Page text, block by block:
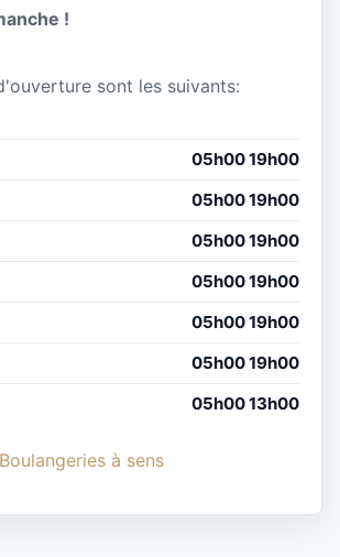
!
sont les suivants:
05h00 19h00
05h00 19h00
05h00 19h00
05h00 19h00
05h00 19h00
05h00 19h00
05h00 13h00
à sens